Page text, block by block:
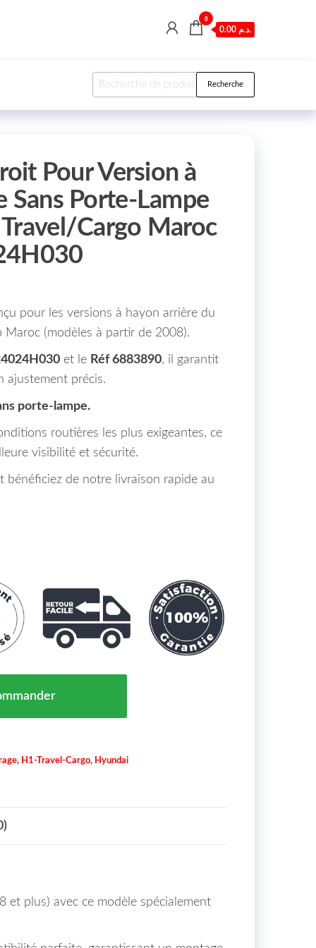
0
0.00 د.م.
Recherche pour : Recherche
Pour Version à
Sans Porte-Lampe
Cargo Maroc
pour les versions à hayon arrière du
(modèles à partir de 2008).
et le Réf 6883890, il garantit
ajustement précis.
porte-lampe.
routières les plus exigeantes, ce
visibilité et sécurité.
bénéficiez de notre livraison rapide au
, H1-Travel-Cargo, Hyundai
et plus) avec ce modèle spécialement